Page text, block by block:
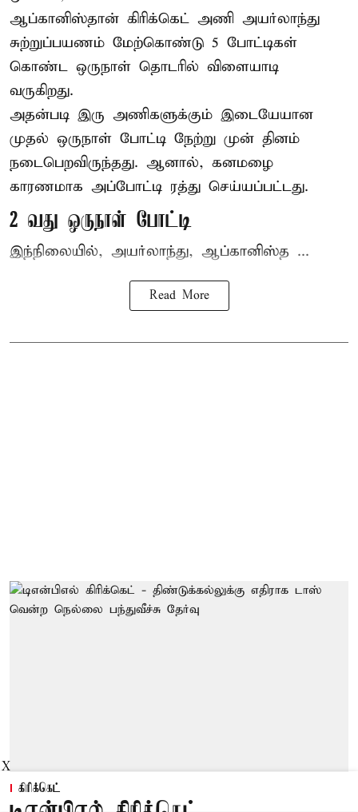
ஆப்கானிஸ்தான் கிரிக்கெட் அணி அயர்லாந்து
சுற்றுப்பயணம் மேற்கொண்டு 5 போட்டிகள்
கொண்ட ஒருநாள் தொடரில் விளையாடி
வருகிறது.
அதன்படி இரு அணிகளுக்கும் இடையேயான
முதல் ஒருநாள் போட்டி நேற்று முன் தினம்
நடைபெறவிருந்தது. ஆனால், கனமழை
காரணமாக அப்போட்டி ரத்து செய்யப்பட்டது.
2 வது ஒருநாள் போட்டி
இந்நிலையில், அயர்லாந்து, ஆப்கானிஸ்த ...
Read More
கிரிக்கெட்
X